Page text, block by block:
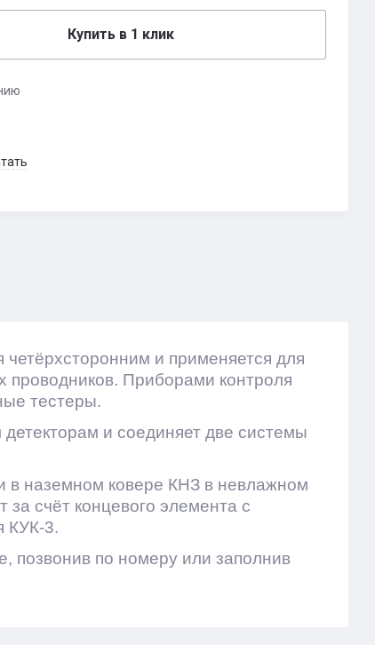
Купить в 1 клик
и применяется для
проводников. Приборами контроля
тестеры.
и соединяет две системы
в наземном ковере КНЗ в невлажном
счёт концевого элемента с
КУК-3.
позвонив по номеру или заполнив